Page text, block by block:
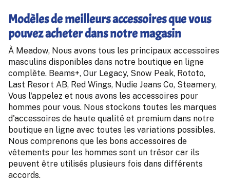
Modèles de meilleurs accessoires que vous
pouvez acheter dans notre magasin
À Meadow, Nous avons tous les principaux accessoires
masculins disponibles dans notre boutique en ligne
complète. Beams+, Our Legacy, Snow Peak, Rototo,
Last Resort AB, Red Wings, Nudie Jeans Co, Steamery,
Vous l'appelez et nous avons les accessoires pour
hommes pour vous. Nous stockons toutes les marques
d'accessoires de haute qualité et premium dans notre
boutique en ligne avec toutes les variations possibles.
Nous comprenons que les bons accessoires de
vêtements pour les hommes sont un trésor car ils
peuvent être utilisés plusieurs fois dans différents
accords.